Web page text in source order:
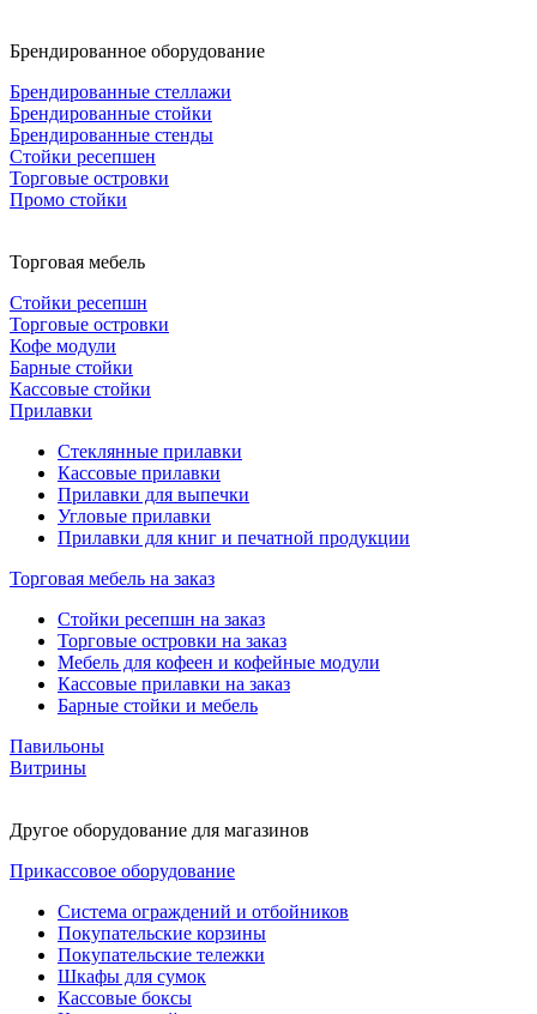
Брендированное оборудование
Брендированные стеллажи
Брендированные стойки
Брендированные стенды
Стойки ресепшен
Торговые островки
Промо стойки
Торговая мебель
Стойки ресепшн
Торговые островки
Кофе модули
Барные стойки
Кассовые стойки
Прилавки
Стеклянные прилавки
Кассовые прилавки
Прилавки для выпечки
Угловые прилавки
Прилавки для книг и печатной продукции
Торговая мебель на заказ
Стойки ресепшн на заказ
Торговые островки на заказ
Мебель для кофеен и кофейные модули
Кассовые прилавки на заказ
Барные стойки и мебель
Павильоны
Витрины
Другое оборудование для магазинов
Прикассовое оборудование
Система ограждений и отбойников
Покупательские корзины
Покупательские тележки
Шкафы для сумок
Кассовые боксы